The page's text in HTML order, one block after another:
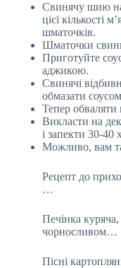
Свинячу шию
цієї кількості
шматочків.
Шматочки
Приготуйте
аджикою.
Свинячі
обмазати
Тепер обваляти
Викласти на
і запекти 30-40
Можливо, вам
Рецепт до
…
Печінка
чорносливом…
Пісні